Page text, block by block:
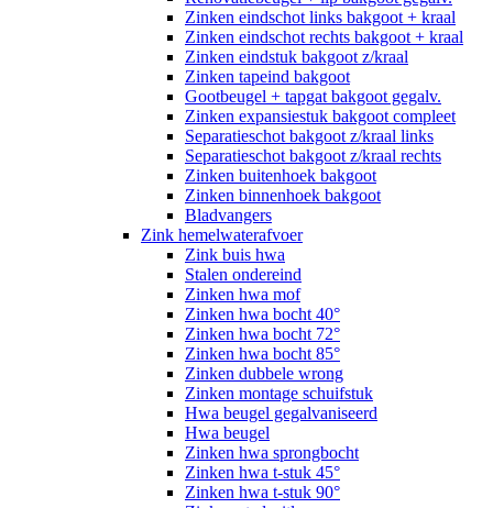
Zinken eindschot links bakgoot + kraal
Zinken eindschot rechts bakgoot + kraal
Zinken eindstuk bakgoot z/kraal
Zinken tapeind bakgoot
Gootbeugel + tapgat bakgoot gegalv.
Zinken expansiestuk bakgoot compleet
Separatieschot bakgoot z/kraal links
Separatieschot bakgoot z/kraal rechts
Zinken buitenhoek bakgoot
Zinken binnenhoek bakgoot
Bladvangers
Zink hemelwaterafvoer
Zink buis hwa
Stalen ondereind
Zinken hwa mof
Zinken hwa bocht 40°
Zinken hwa bocht 72°
Zinken hwa bocht 85°
Zinken dubbele wrong
Zinken montage schuifstuk
Hwa beugel gegalvaniseerd
Hwa beugel
Zinken hwa sprongbocht
Zinken hwa t-stuk 45°
Zinken hwa t-stuk 90°